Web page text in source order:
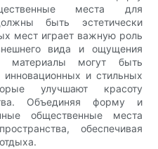
места для
быть эстетически
мест играет важную роль
вида и ощущения
материалы могут быть
инновационных и стильных
улучшают красоту
Объединяя форму и
общественные места
обеспечивая